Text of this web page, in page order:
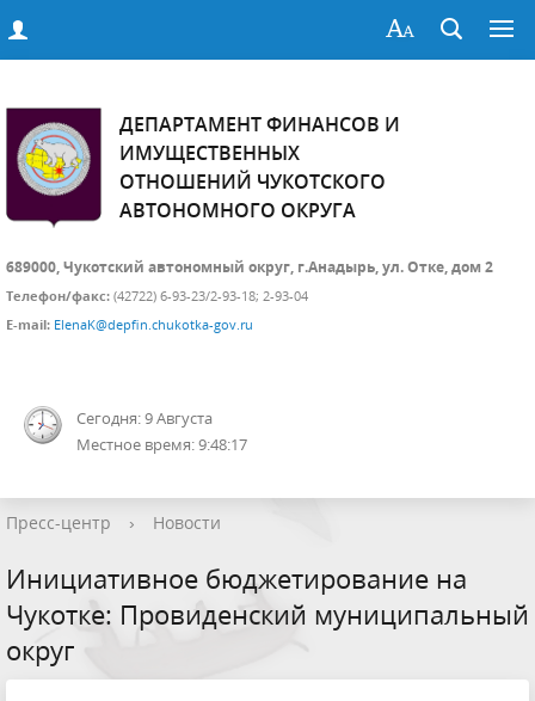
ДЕПАРТАМЕНТ ФИНАНСОВ И
ИМУЩЕСТВЕННЫХ
ОТНОШЕНИЙ ЧУКОТСКОГО
АВТОНОМНОГО ОКРУГА
689000, Чукотский автономный округ, г.Анадырь, ул. Отке, дом 2
Телефон/факс: (42722) 6-93-23/2-93-18; 2-93-04
E-mail: ElenaK@depfin.chukotka-gov.ru
Сегодня: 9 Августа
Местное время: 9:48:17
Пресс-центр › Новости
Инициативное бюджетирование на
Чукотке: Провиденский муниципальный
округ